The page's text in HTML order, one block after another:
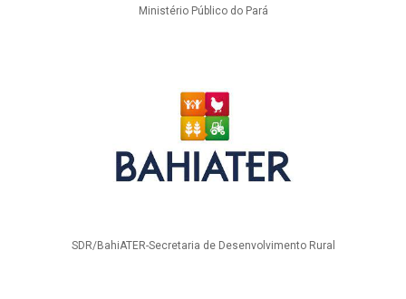
Ministério Público do Pará
SDR/BahiATER-Secretaria de Desenvolvimento Rural